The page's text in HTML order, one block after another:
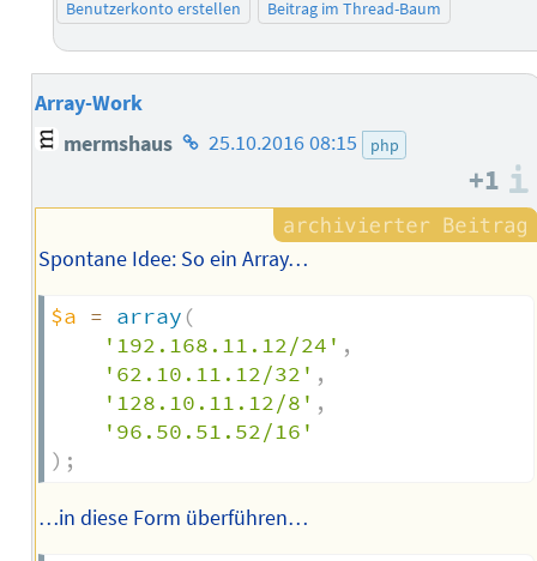
Benutzerkonto erstellen
Beitrag im Thread-Baum
Array-Work
mermshaus Homepage
Autors
25.10.2016 08:15 php
+1
Spontane Idee: So ein Array…
$a = array (
'192.168.11.12/24' ,
'62.10.11.12/32' ,
'128.10.11.12/8' ,
'96.50.51.52/16'
) ;
…in diese Form überführen…